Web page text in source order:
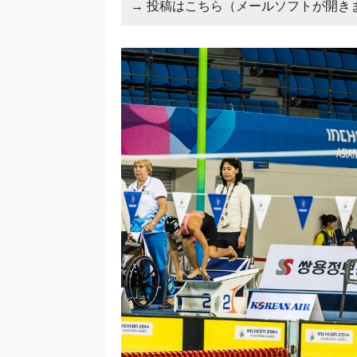
→ 投稿はこちら（メールソフトが開き